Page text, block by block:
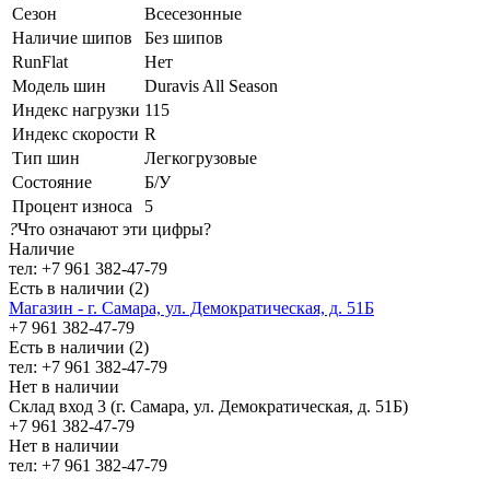
Сезон
Всесезонные
Наличие шипов
Без шипов
RunFlat
Нет
Модель шин
Duravis All Season
Индекс нагрузки 115
Индекс скорости R
Тип шин
Легкогрузовые
Состояние
Б/У
Процент износа
5
?Что означают эти цифры?
Наличие
тел: +7 961 382-47-79
Есть в наличии (2)
Магазин - г. Самара, ул. Демократическая, д. 51Б
+7 961 382-47-79
Есть в наличии (2)
тел: +7 961 382-47-79
Нет в наличии
Склад вход 3 (г. Самара, ул. Демократическая, д. 51Б)
+7 961 382-47-79
Нет в наличии
тел: +7 961 382-47-79